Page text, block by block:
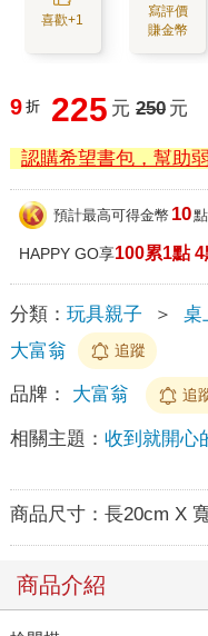
喜歡+1
寫評價
賺金幣
9 折 225 元 250 元
認購希望書包，幫助
預計最高可得金幣 10點
HAPPY GO享100累1點
分類： 玩具親子 ＞ 桌
大富翁
追蹤
品牌： 大富翁 追
相關主題： 收到就開心
商品尺寸： 長20cm X
商品介紹